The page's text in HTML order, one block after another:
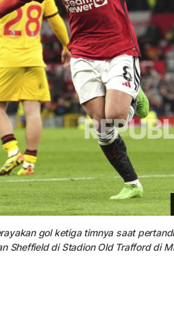
gol ketiga timnya saat
Sheffield di Stadion Old Trafford di